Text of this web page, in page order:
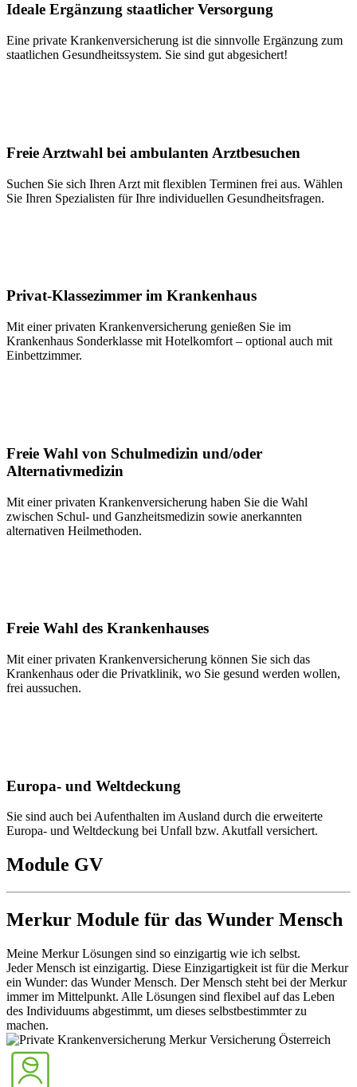
Ideale Ergänzung staatlicher Versorgung
Eine private Krankenversicherung ist die sinnvolle Ergänzung zum
staatlichen Gesundheitssystem. Sie sind gut abgesichert!
Freie Arztwahl bei ambulanten Arztbesuchen
Suchen Sie sich Ihren Arzt mit flexiblen Terminen frei aus. Wählen
Sie Ihren Spezialisten für Ihre individuellen Gesundheitsfragen.
Privat-Klassezimmer im Krankenhaus
Mit einer privaten Krankenversicherung genießen Sie im
Krankenhaus Sonderklasse mit Hotelkomfort – optional auch mit
Einbettzimmer.
Freie Wahl von Schulmedizin und/oder
Alternativmedizin
Mit einer privaten Krankenversicherung haben Sie die Wahl
zwischen Schul- und Ganzheitsmedizin sowie anerkannten
alternativen Heilmethoden.
Freie Wahl des Krankenhauses
Mit einer privaten Krankenversicherung können Sie sich das
Krankenhaus oder die Privatklinik, wo Sie gesund werden wollen,
frei aussuchen.
Europa- und Weltdeckung
Sie sind auch bei Aufenthalten im Ausland durch die erweiterte
Europa- und Weltdeckung bei Unfall bzw. Akutfall versichert.
Module GV
Merkur Module für das Wunder Mensch
Meine Merkur Lösungen sind so einzigartig wie ich selbst.
Jeder Mensch ist einzigartig. Diese Einzigartigkeit ist für die Merkur
ein Wunder: das Wunder Mensch. Der Mensch steht bei der Merkur
immer im Mittelpunkt. Alle Lösungen sind flexibel auf das Leben
des Individuums abgestimmt, um dieses selbstbestimmter zu
machen.